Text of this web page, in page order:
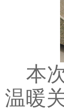
本
温暖